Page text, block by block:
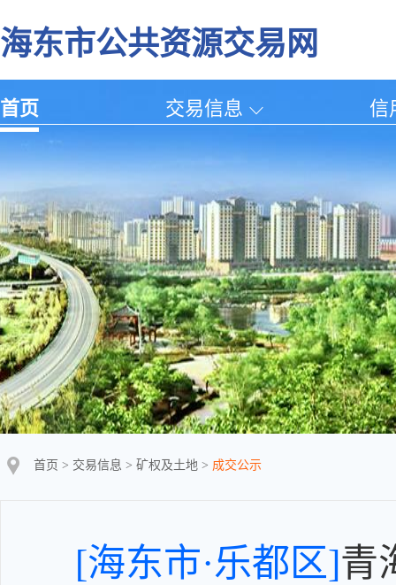
海东市公共资源交易网
首页 交易信息 信
首页 > 交易信息 > 矿权及土地 > 成交公示
[海东市·乐都区]青